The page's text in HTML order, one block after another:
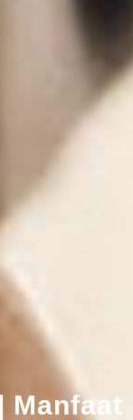
Manfaat